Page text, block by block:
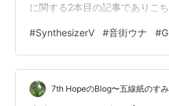
に関する2本目の記事でありこ
ながり、歌詞・動画などについ
成・アレンジ面など 全体構造
（メロディー）を端緒として全
ています 具体的には、 1番Aパ
#SynthesizerV #音街ウナ #
7th HopeのBlog〜五線紙のす